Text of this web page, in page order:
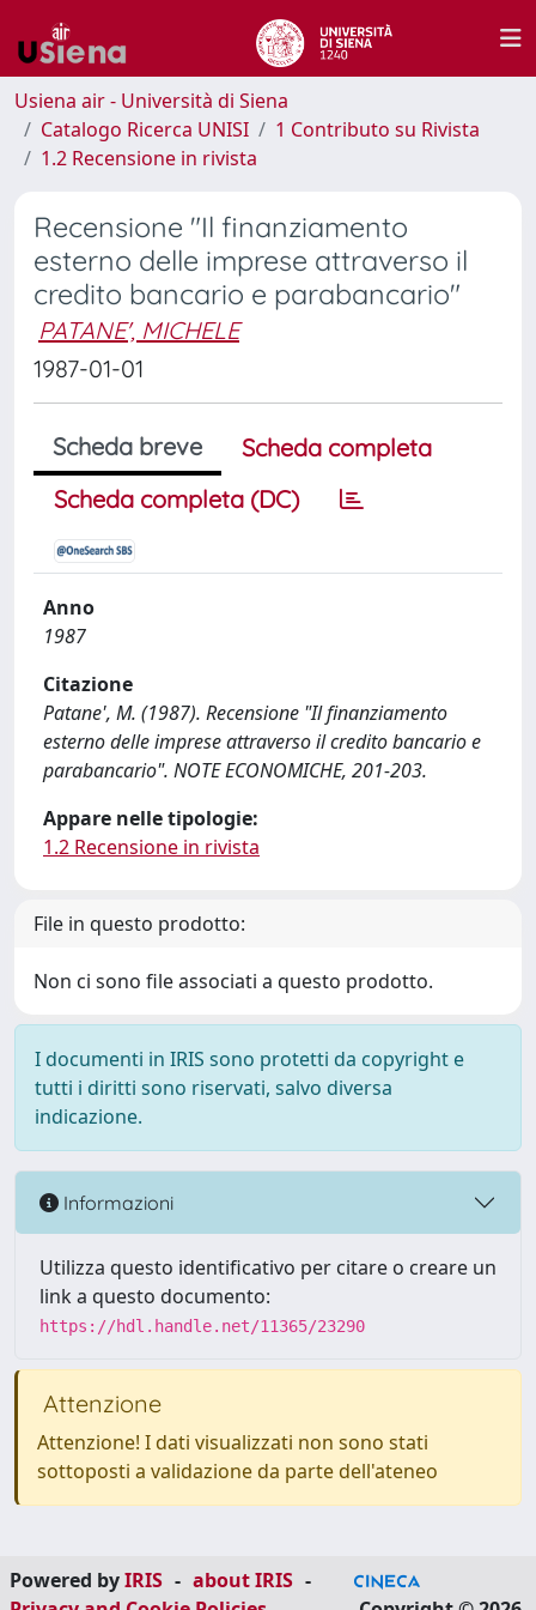
Usiena air - Università di Siena
Catalogo Ricerca UNISI
1 Contributo su Rivista
1.2 Recensione in rivista
Recensione "Il finanziamento
esterno delle imprese attraverso il
credito bancario e parabancario"
PATANE', MICHELE
1987-01-01
Scheda breve
Scheda completa
Scheda completa (DC)
Anno
1987
Citazione
Patane', M. (1987). Recensione "Il finanziamento
esterno delle imprese attraverso il credito bancario e
parabancario". NOTE ECONOMICHE, 201-203.
Appare nelle tipologie:
1.2 Recensione in rivista
File in questo prodotto:
Non ci sono file associati a questo prodotto.
I documenti in IRIS sono protetti da copyright e
tutti i diritti sono riservati, salvo diversa
indicazione.
Informazioni
Utilizza questo identificativo per citare o creare un
link a questo documento:
https://hdl.handle.net/11365/23290
Attenzione
Attenzione! I dati visualizzati non sono stati
sottoposti a validazione da parte dell'ateneo
Powered byIRIS - about IRIS -